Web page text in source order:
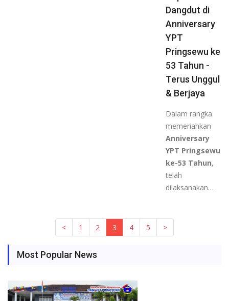
Dangdut di
Anniversary
YPT
Pringsewu ke
53 Tahun -
Terus Unggul
& Berjaya
Dalam rangka
memeriahkan
Anniversary
YPT Pringsewu
ke-53 Tahun,
telah
dilaksanakan…
< 1 2 3 (current)
4 5 >
Most Popular News